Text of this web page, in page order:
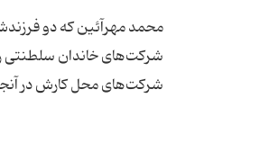
محمد مهرآئین که دو
شرکت‌های خاندان سلطنتی